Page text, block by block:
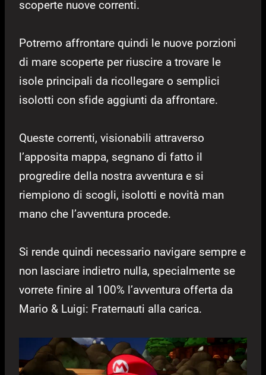
scoperte nuove correnti.
Potremo affrontare quindi le nuove porzioni
di mare scoperte per riuscire a trovare le
isole principali da ricollegare o semplici
isolotti con sfide aggiunti da affrontare.
Queste correnti, visionabili attraverso
l’apposita mappa, segnano di fatto il
progredire della nostra avventura e si
riempiono di scogli, isolotti e novità man
mano che l’avventura procede.
Si rende quindi necessario navigare sempre e
non lasciare indietro nulla, specialmente se
vorrete finire al 100% l’avventura offerta da
Mario & Luigi: Fraternauti alla carica.